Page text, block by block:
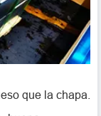
que la chapa.